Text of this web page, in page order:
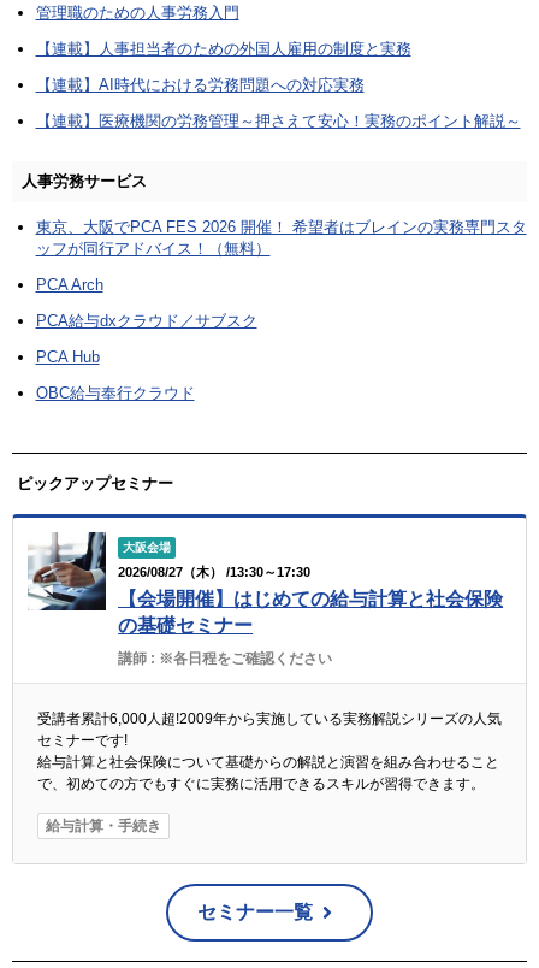
管理職のための人事労務入門
【連載】人事担当者のための外国人雇用の制度と実務
【連載】AI時代における労務問題への対応実務
【連載】医療機関の労務管理～押さえて安心！実務のポイント解説～
人事労務サービス
東京、大阪でPCA FES 2026 開催！ 希望者はブレインの実務専門スタ
ッフが同行アドバイス！（無料）
PCA Arch
PCA給与dxクラウド／サブスク
PCA Hub
OBC給与奉行クラウド
ピックアップセミナー
大阪会場
2026/08/27（木） /13:30～17:30
【会場開催】はじめての給与計算と社会保険
の基礎セミナー
講師 : ※各日程をご確認ください
受講者累計6,000人超!2009年から実施している実務解説シリーズの人気
セミナーです!
給与計算と社会保険について基礎からの解説と演習を組み合わせること
で、初めての方でもすぐに実務に活用できるスキルが習得できます。
給与計算・手続き
セミナー一覧